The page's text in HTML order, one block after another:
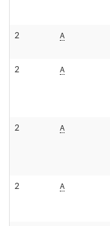
2 A
2 A
2 A
2 A